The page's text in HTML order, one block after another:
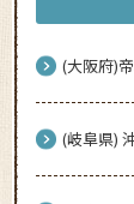
(大阪府)
(岐阜県)